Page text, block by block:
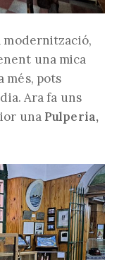
modernització,
una mica
més, pots
Ara fa uns
una Pulperia,